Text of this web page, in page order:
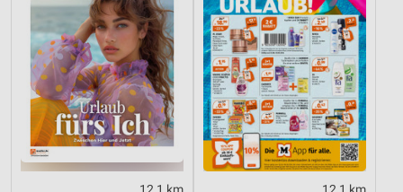
Geräte anhand von aktiv angeforderten
Informationen identifizieren
Nicht-IAB-Verarbeitungszwecke:
Notwendig
Performance
Funktional